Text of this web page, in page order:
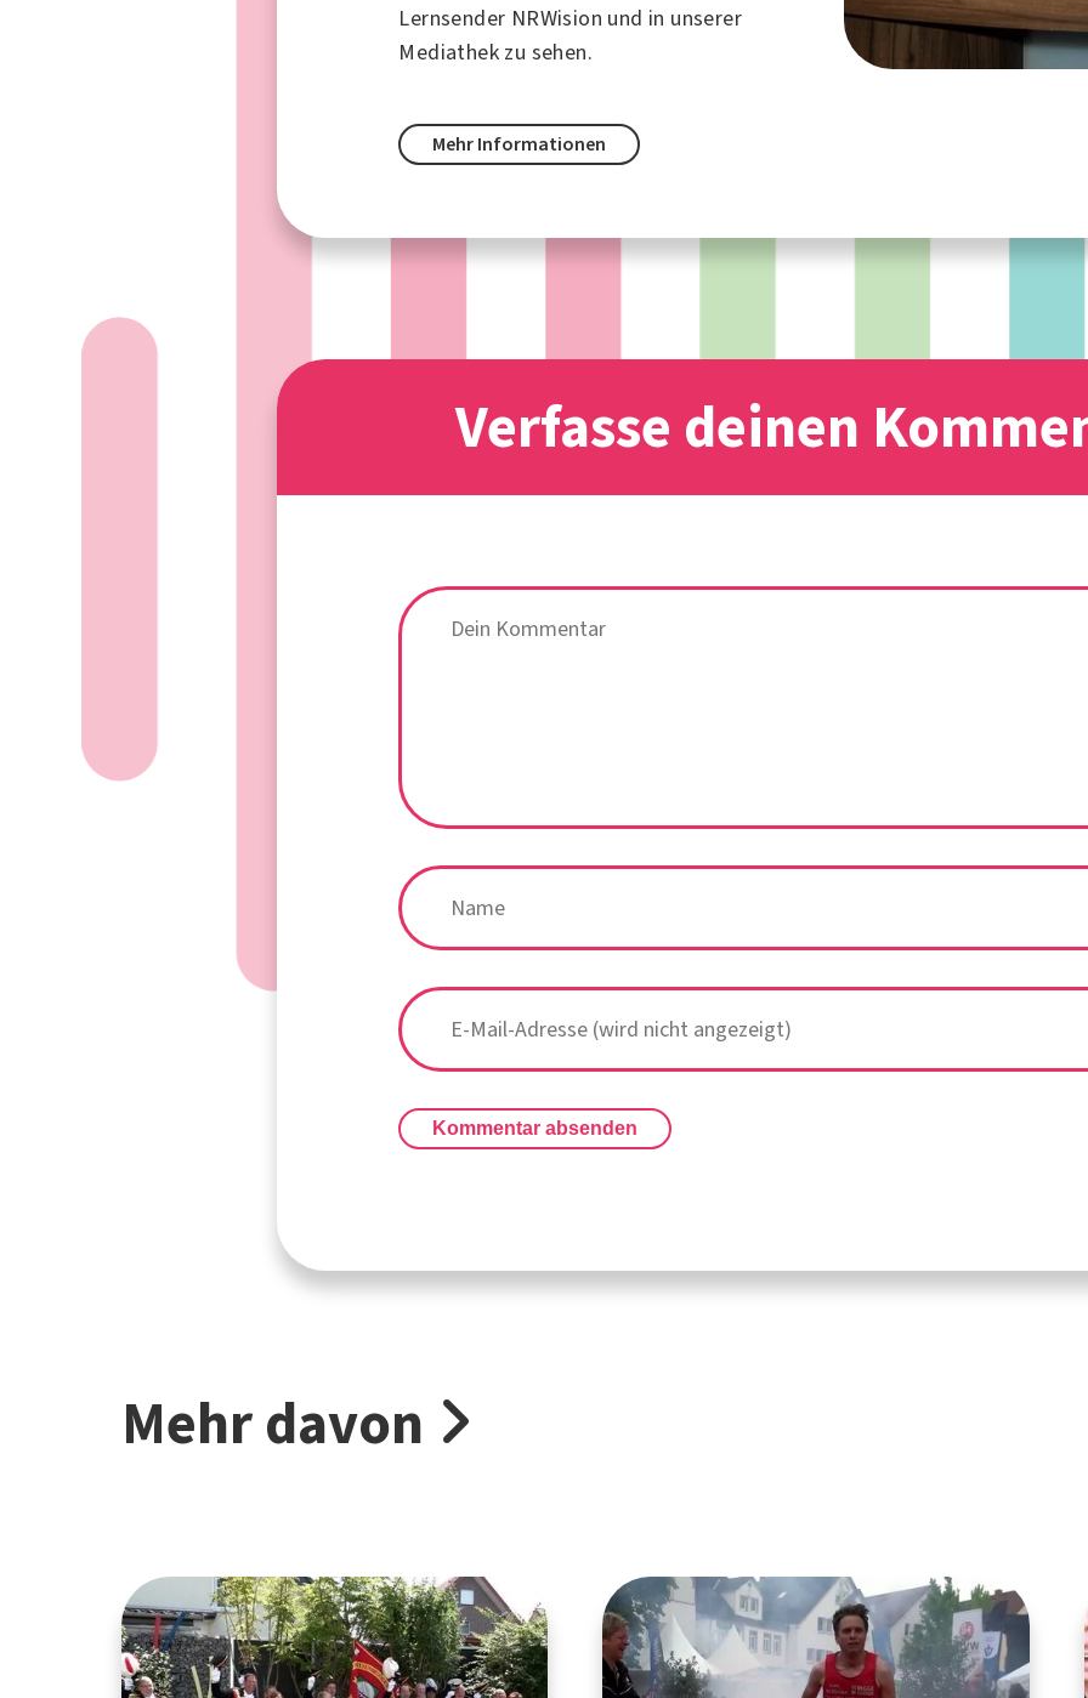
Lernsender NRWision und in unserer
Mediathek zu sehen.
Mehr Informationen
Verfasse deinen
Kommentar absenden
Mehr davon